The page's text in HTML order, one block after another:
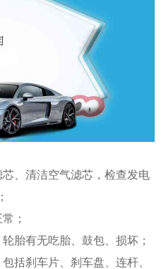
、清洁空气滤芯，检查发电
；
胎有无吃胎、鼓包、损坏；
括刹车片、刹车盘、连杆、